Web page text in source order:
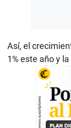
Así, el
1% este año y